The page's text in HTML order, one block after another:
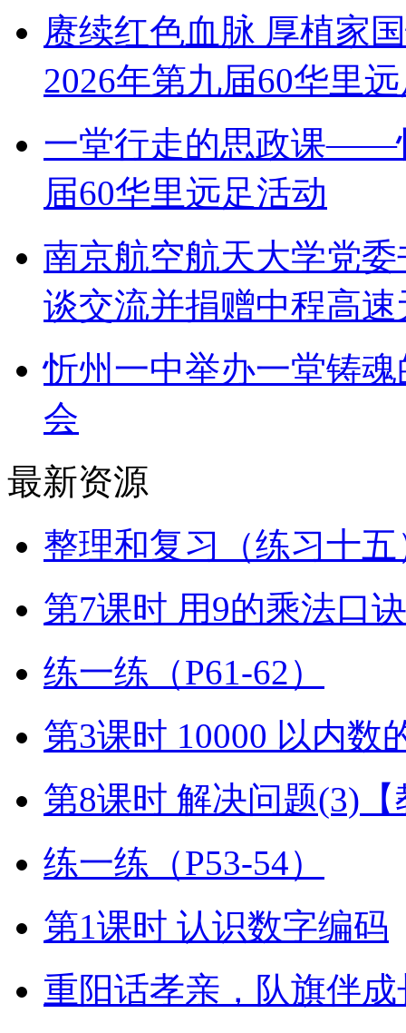
赓续红色血脉 厚植家
2026年第九届60华里
一堂行走的思政课——
届60华里远足活动
南京航空航天大学党
谈交流并捐赠中程高
忻州一中举办一堂铸
会
最新资源
整理和复习（练习十五
第7课时 用9的乘法口
练一练（P61-62）
第3课时 10000 以内数
第8课时 解决问题(3)
练一练（P53-54）
第1课时 认识数字编码
重阳话孝亲，队旗伴成